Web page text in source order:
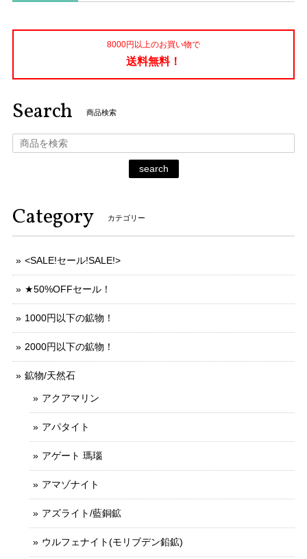
8000円以上のお買い物で
送料無料！
Search 商品検索
search
Category カテゴリー
<SALE!セール!SALE!>
★50%OFFセール！
1000円以下の鉱物！
2000円以下の鉱物！
鉱物/天然石
アクアマリン
アパタイト
アゲート 瑪瑙
アマゾナイト
アズライト/藍銅鉱
ウルフェナイト(モリブデン鉛鉱)